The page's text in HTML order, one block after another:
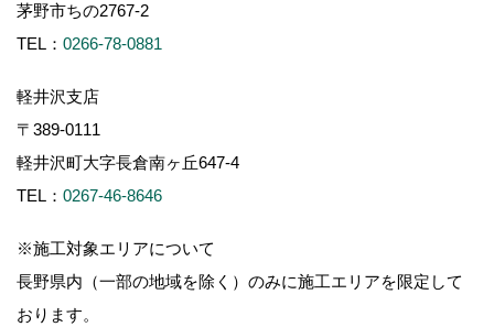
茅野市ちの2767-2
TEL： 0266-78-0881
軽井沢支店
〒389-0111
軽井沢町大字長倉南ヶ丘647-4
TEL： 0267-46-8646
※施工対象エリアについて
長野県内（一部の地域を除く）のみに施工エリアを限定して
おります。